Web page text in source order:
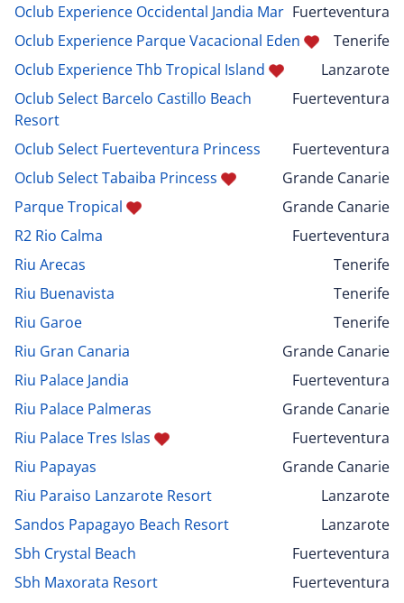
Oclub Experience Occidental Jandia Mar Fuerteventura
Oclub Experience Parque Vacacional Eden
Tenerife
Oclub Experience Thb Tropical Island
Lanzarote
Oclub Select Barcelo Castillo Beach
Resort
Fuerteventura
Oclub Select Fuerteventura Princess
Fuerteventura
Oclub Select Tabaiba Princess
Grande Canarie
Parque Tropical
Grande Canarie
R2 Rio Calma
Fuerteventura
Riu Arecas
Tenerife
Riu Buenavista
Tenerife
Riu Garoe
Tenerife
Riu Gran Canaria
Grande Canarie
Riu Palace Jandia
Fuerteventura
Riu Palace Palmeras
Grande Canarie
Riu Palace Tres Islas
Fuerteventura
Riu Papayas
Grande Canarie
Riu Paraiso Lanzarote Resort
Lanzarote
Sandos Papagayo Beach Resort
Lanzarote
Sbh Crystal Beach
Fuerteventura
Sbh Maxorata Resort
Fuerteventura